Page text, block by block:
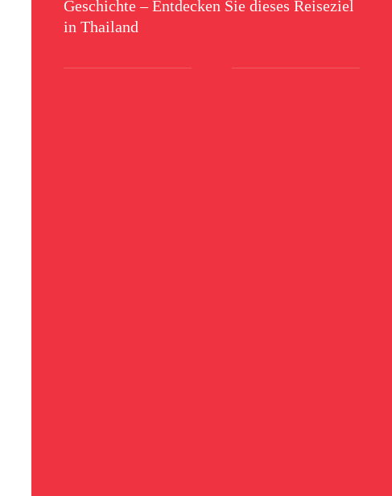
Geschichte – Entdecken Sie dieses Reiseziel
in Thailand